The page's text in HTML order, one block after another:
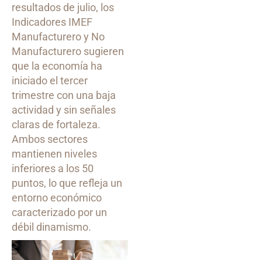
resultados de julio, los
Indicadores IMEF
Manufacturero y No
Manufacturero sugieren
que la economía ha
iniciado el tercer
trimestre con una baja
actividad y sin señales
claras de fortaleza.
Ambos sectores
mantienen niveles
inferiores a los 50
puntos, lo que refleja un
entorno económico
caracterizado por un
débil dinamismo.